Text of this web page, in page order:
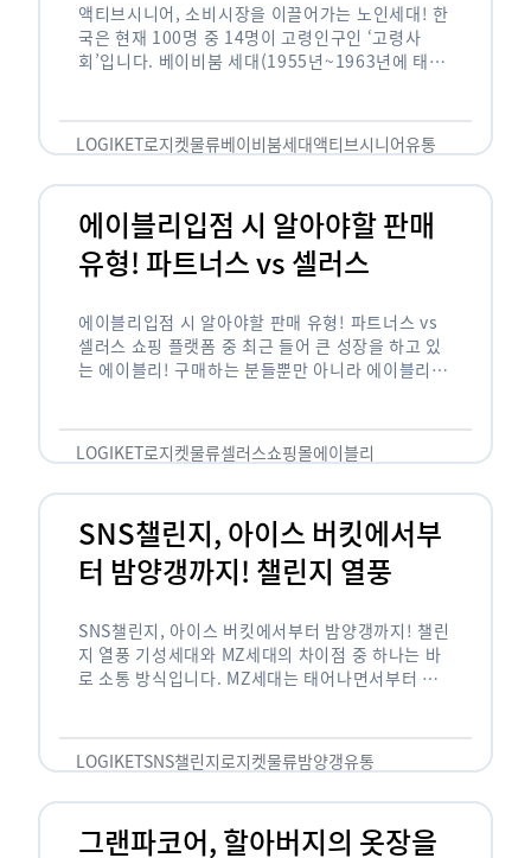
액티브시니어, 소비시장을 이끌어가는 노인세대! 한
국은 현재 100명 중 14명이 고령인구인 ‘고령사
회’입니다. 베이비붐 세대(1955년~1963년에 태어
오고 있습니다. 하지만 사회가 늙어가는 …
LOGIKET로지켓물류베이비붐세대액티브시니어유통
에이블리입점 시 알아야할 판매
유형! 파트너스 vs 셀러스
에이블리입점 시 알아야할 판매 유형! 파트너스 vs
셀러스 쇼핑 플랫폼 중 최근 들어 큰 성장을 하고 있
는 에이블리! 구매하는 분들뿐만 아니라 에이블리에
LOGIKET로지켓물류셀러스쇼핑몰에이블리
SNS챌린지, 아이스 버킷에서부
터 밤양갱까지! 챌린지 열풍
SNS챌린지, 아이스 버킷에서부터 밤양갱까지! 챌린
지 열풍 기성세대와 MZ세대의 차이점 중 하나는 바
로 소통 방식입니다. MZ세대는 태어나면서부터 디
도 능숙한 …
LOGIKETSNS챌린지로지켓물류밤양갱유통
그랜파코어, 할아버지의 옷장을